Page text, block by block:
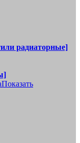
радиаторные]
Показать